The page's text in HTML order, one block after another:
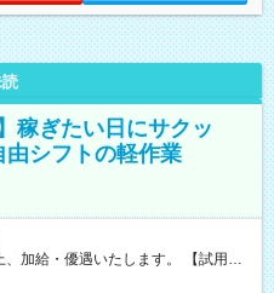
稼ぎたい日にサクッ
由シフトの軽作業
・優遇いたします。 【試用期